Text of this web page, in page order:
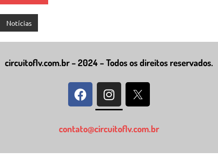
Notícias
circuitoflv.com.br – 2024 – Todos os direitos reservados.
contato@circuitoflv.com.br